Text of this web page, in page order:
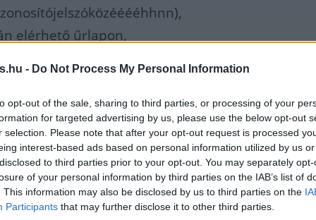
- Do Not Process My Personal Information
opt-out of the sale, sharing to third parties, or processing of your
for targeted advertising by us, please use the below opt-out
selection. Please note that after your opt-out request is processed
interest-based ads based on personal information utilized by us
to third parties prior to your opt-out. You may separately
of your personal information by third parties on the IAB’s list of
This information may also be disclosed by us to third parties on the
Participants that may further disclose it to other third parties.
elérhető űrlapon,
es hívószámon, vagy a 06-80/20 21 22-es
regisztrációt igényel)
ügyfélszolgálatokon.
16-ai határidőről, május 20-áig
kérheti adóbevallási tervezetének
nyithatnak ügyfélkaput, mellyel adóbevallási